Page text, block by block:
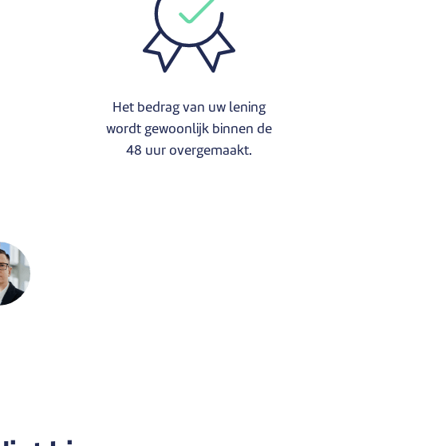
Het bedrag van uw lening
wordt gewoonlijk binnen de
48 uur overgemaakt.